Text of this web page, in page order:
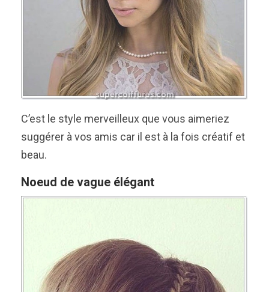
C’est le style merveilleux que vous aimeriez
suggérer à vos amis car il est à la fois créatif et
beau.
Noeud de vague élégant